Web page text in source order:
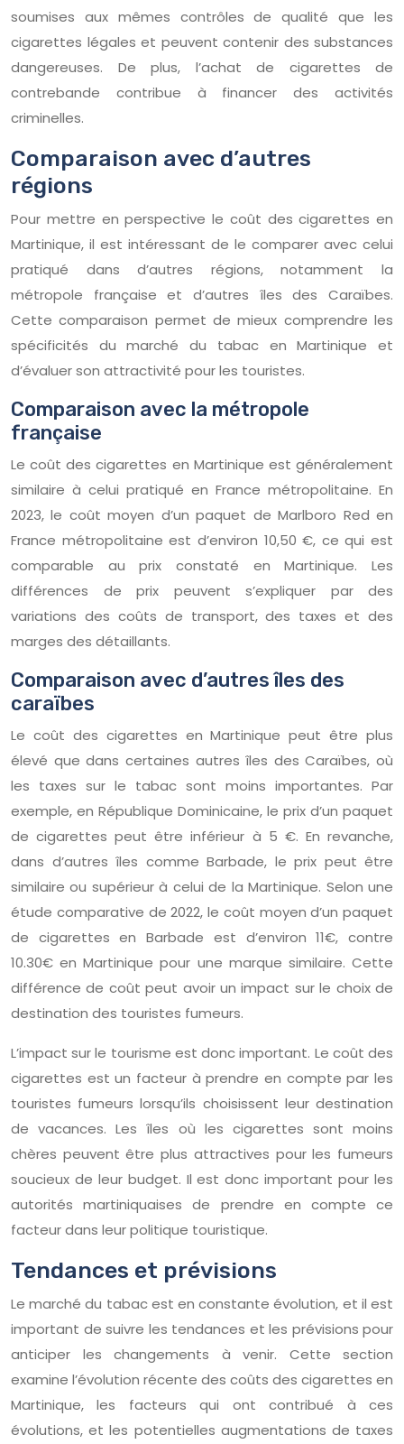
soumises aux mêmes contrôles de qualité que les
cigarettes légales et peuvent contenir des substances
dangereuses. De plus, l’achat de cigarettes de
contrebande contribue à financer des activités
criminelles.
Comparaison avec d’autres
régions
Pour mettre en perspective le coût des cigarettes en
Martinique, il est intéressant de le comparer avec celui
pratiqué dans d’autres régions, notamment la
métropole française et d’autres îles des Caraïbes.
Cette comparaison permet de mieux comprendre les
spécificités du marché du tabac en Martinique et
d’évaluer son attractivité pour les touristes.
Comparaison avec la métropole
française
Le coût des cigarettes en Martinique est généralement
similaire à celui pratiqué en France métropolitaine. En
2023, le coût moyen d’un paquet de Marlboro Red en
France métropolitaine est d’environ 10,50 €, ce qui est
comparable au prix constaté en Martinique. Les
différences de prix peuvent s’expliquer par des
variations des coûts de transport, des taxes et des
marges des détaillants.
Comparaison avec d’autres îles des
caraïbes
Le coût des cigarettes en Martinique peut être plus
élevé que dans certaines autres îles des Caraïbes, où
les taxes sur le tabac sont moins importantes. Par
exemple, en République Dominicaine, le prix d’un paquet
de cigarettes peut être inférieur à 5 €. En revanche,
dans d’autres îles comme Barbade, le prix peut être
similaire ou supérieur à celui de la Martinique. Selon une
étude comparative de 2022, le coût moyen d’un paquet
de cigarettes en Barbade est d’environ 11€, contre
10.30€ en Martinique pour une marque similaire. Cette
différence de coût peut avoir un impact sur le choix de
destination des touristes fumeurs.
L’impact sur le tourisme est donc important. Le coût des
cigarettes est un facteur à prendre en compte par les
touristes fumeurs lorsqu’ils choisissent leur destination
de vacances. Les îles où les cigarettes sont moins
chères peuvent être plus attractives pour les fumeurs
soucieux de leur budget. Il est donc important pour les
autorités martiniquaises de prendre en compte ce
facteur dans leur politique touristique.
Tendances et prévisions
Le marché du tabac est en constante évolution, et il est
important de suivre les tendances et les prévisions pour
anticiper les changements à venir. Cette section
examine l’évolution récente des coûts des cigarettes en
Martinique, les facteurs qui ont contribué à ces
évolutions, et les potentielles augmentations de taxes